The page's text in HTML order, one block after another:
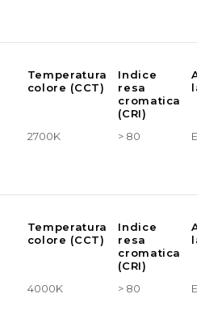
Temperatura
colore (CCT)
Indice
resa
cromatica
(CRI)
2700K > 80
Temperatura
colore (CCT)
Indice
resa
cromatica
(CRI)
4000K > 80